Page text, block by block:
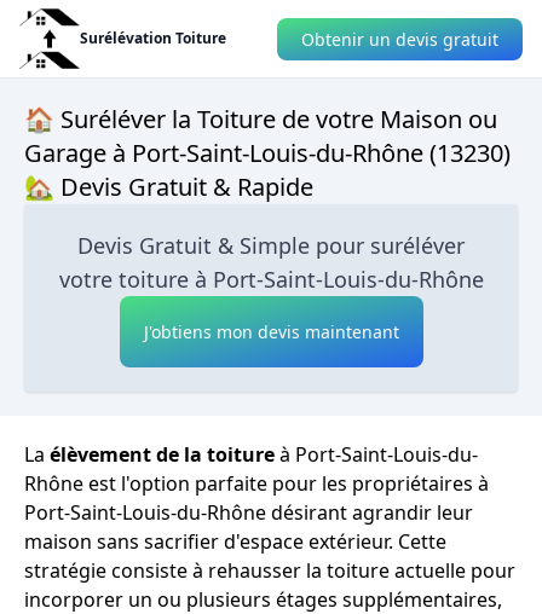
Surélévation Toiture Obtenir un devis gratuit
🏠 Suréléver la Toiture de votre Maison ou
Garage à Port-Saint-Louis-du-Rhône (13230)
🏡 Devis Gratuit & Rapide
Devis Gratuit & Simple pour suréléver
votre toiture à Port-Saint-Louis-du-Rhône
J'obtiens mon devis maintenant
La élèvement de la toitureà Port-Saint-Louis-du-
Rhône est l'option parfaite pour les propriétaires à
Port-Saint-Louis-du-Rhône désirant agrandir leur
maison sans sacrifier d'espace extérieur. Cette
stratégie consiste à rehausser la toiture actuelle pour
incorporer un ou plusieurs étages supplémentaires,